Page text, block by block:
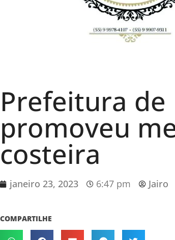
Prefeitura de
promoveu
costeira
janeiro 23, 2023 6:47 pm Jairo
COMPARTILHE